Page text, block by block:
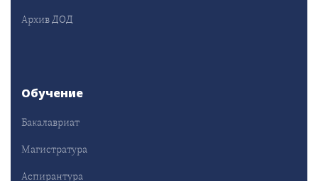
Архив ДОД
Обучение
Бакалавриат
Магистратура
Аспирантура